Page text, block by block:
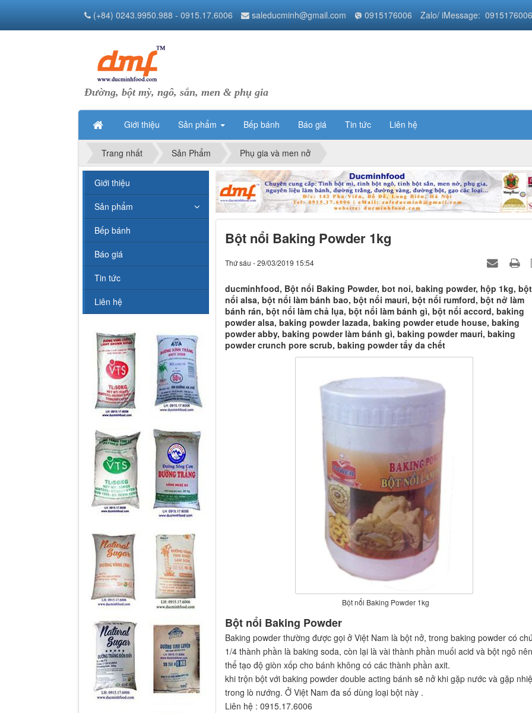
Đường, bột mỳ, ngô, sắn, men & phụ gia
Giới thiệu Sản phẩm Bếp bánh Báo giá Tin tức Liên hệ
(+84) 0243.9950.988 - 0915.17.6006 saleducminh@gmail.com 0915176006 Zalo/ iMessage: 0915176006
Trang nhất Sản Phẩm Phụ gia và men nở
Bột nổi Baking Powder 1kg
Thứ sáu - 29/03/2019 15:54
ducminhfood, Bột nổi Baking Powder, bot noi, baking powder, hộp 1kg, bột
nổi alsa, bột nổi làm bánh bao, bột nổi mauri, bột nổi rumford, bột nở làm
bánh rán, bột nổi làm chả lụa, bột nổi làm bánh gì, bột nổi accord, baking
powder alsa, baking powder lazada, baking powder etude house, baking
powder abby, baking powder làm bánh gì, baking powder mauri, baking
powder crunch pore scrub, baking powder tẩy da chết
Bột nổi Baking Powder 1kg
Bột nổi Baking Powder
Baking powder thường được gọi ở Việt Nam là bột nở, trong baking powder có
1/4 thành phần là baking soda, còn lại là vài thành phần muối acid và bột ngô
thể tạo độ giòn xốp cho bánh không có các thành phần axit.
khi trộn bột với baking powder double acting bánh sẽ nở khi gặp nước và gặp
trong lò nướng. Ở Việt Nam đa số dùng loại bột này .
Liên hệ : 0915.17.6006
Giới thiệu
Sản phẩm
Bếp bánh
Báo giá
Tin tức
Liên hệ